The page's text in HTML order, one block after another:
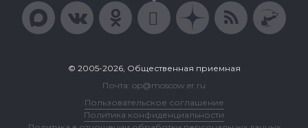
© 2005-2026, Общественная приемная
Почта: op@moscow.er.ru
Пользовательское соглашение
Политика конфиденциальности